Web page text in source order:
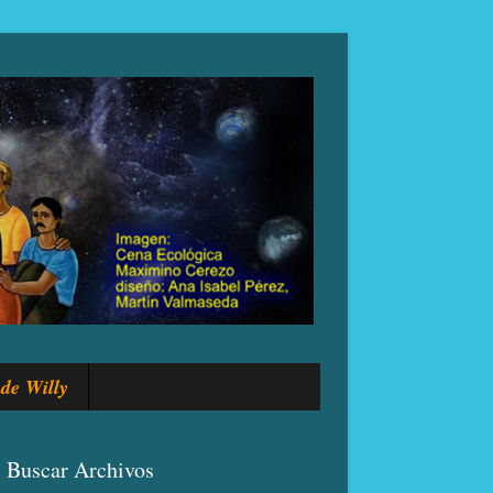
Willy
Buscar Archivos